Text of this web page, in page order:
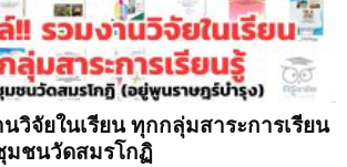
วิจัยในเรียน ทุกกลุ่มสาระการเรียน
มชนวัดสมรโกฏิ